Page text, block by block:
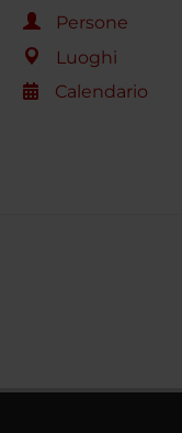
Persone
Luoghi
Calendario